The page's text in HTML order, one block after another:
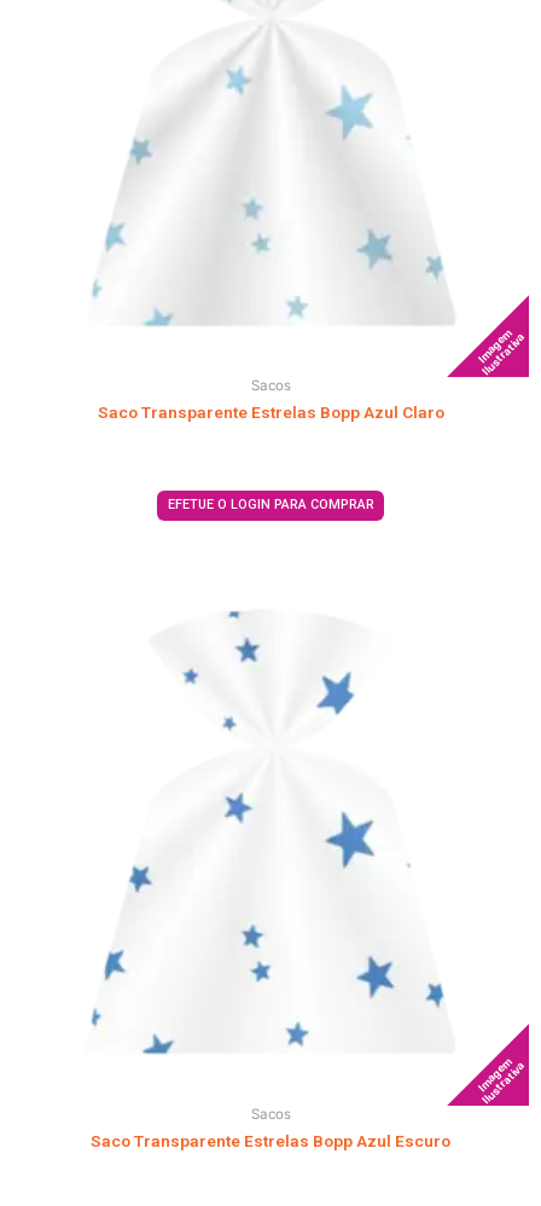
Imagem
Ilustrativa
Sacos
Saco Transparente Estrelas Bopp Azul Claro
EFETUE O LOGIN PARA COMPRAR
Imagem
Ilustrativa
Sacos
Saco Transparente Estrelas Bopp Azul Escuro